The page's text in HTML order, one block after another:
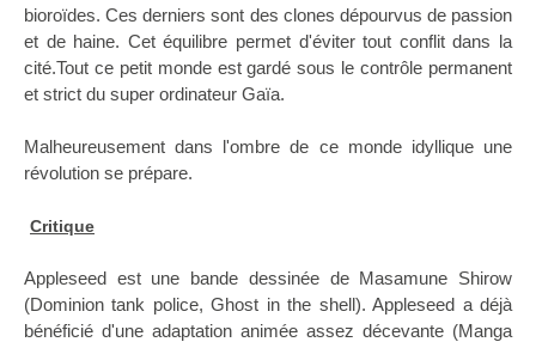
bioroïdes. Ces derniers sont des clones dépourvus de passion
et de haine. Cet équilibre permet d'éviter tout conflit dans la
cité.Tout ce petit monde est gardé sous le contrôle permanent
et strict du super ordinateur Gaïa.
Malheureusement dans l'ombre de ce monde idyllique une
révolution se prépare.
Critique
Appleseed est une bande dessinée de Masamune Shirow
(Dominion tank police, Ghost in the shell). Appleseed a déjà
bénéficié d'une adaptation animée assez décevante (Manga